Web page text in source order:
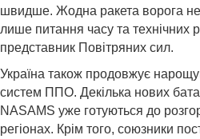
швидше. Жодна ракета ворога
лише питання часу та технічних
представник Повітряних сил.
Україна також продовжує
систем ППО. Декілька нових
NASAMS уже готуються до
регіонах. Крім того, союзники